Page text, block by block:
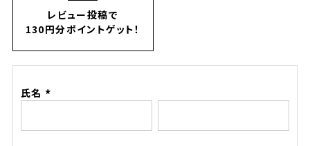
レビュー投稿で
130円分ポイントゲット！
氏名